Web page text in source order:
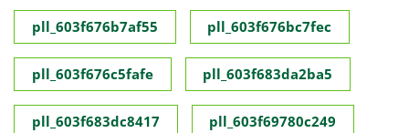
pll_603f676b7af55 pll_603f676bc7fec
pll_603f676c5fafe pll_603f683da2ba5
pll_603f683dc8417 pll_603f69780c249